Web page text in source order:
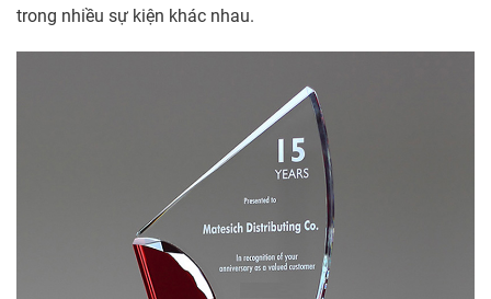
trong nhiều sự kiện khác nhau.